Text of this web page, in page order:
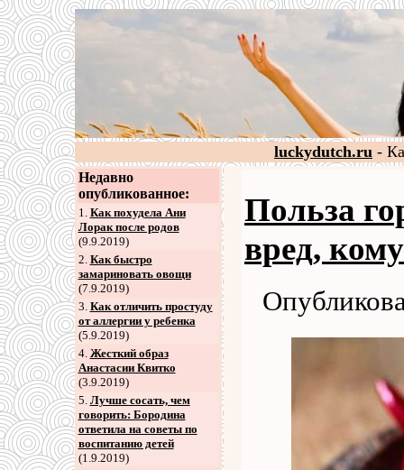
luckydutch.ru -
Недавно
опубликованное:
1. Как похудела Ани
Лорак после родов
(9.9.2019)
2. Как быстро
замариновать овощи
(7.9.2019)
3. Как отличить простуду
от аллергии у ребенка
(5.9.2019)
4. Жесткий образ
Анастасии Квитко
(3.9.2019)
5. Лучше сосать, чем
говорить: Бородина
ответила на советы по
воспитанию детей
(1.9.2019)
Польза
вред, кому